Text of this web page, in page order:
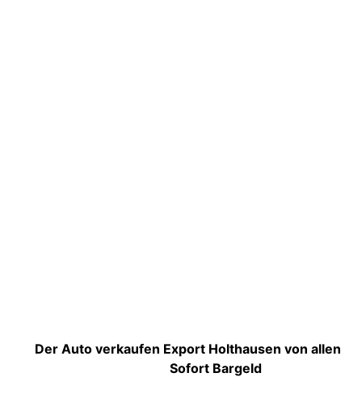
Der Auto verkaufen Export Holthausen von allen
Sofort Bargeld